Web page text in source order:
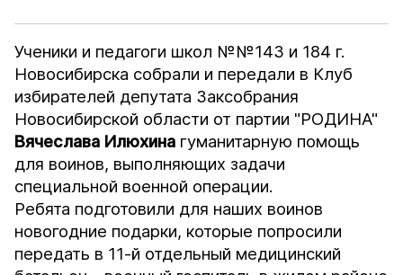
Ученики и педагоги школ №№143 и 184 г.
Новосибирска собрали и передали в Клуб
избирателей депутата Заксобрания
Новосибирской области от партии "РОДИНА"
Вячеслава Илюхина гуманитарную помощь
для воинов, выполняющих задачи
специальной военной операции.
Ребята подготовили для наших воинов
новогодние подарки, которые попросили
передать в 11-й отдельный медицинский